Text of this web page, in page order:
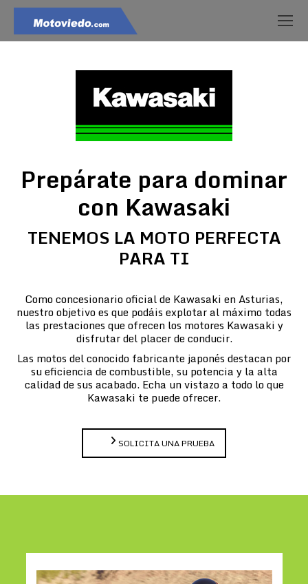
Prepárate para dominar
con Kawasaki
TENEMOS LA MOTO PERFECTA
PARA TI
Como concesionario oficial de Kawasaki en Asturias,
nuestro objetivo es que podáis explotar al máximo todas
las prestaciones que ofrecen los motores Kawasaki y
disfrutar del placer de conducir.
Las motos del conocido fabricante japonés destacan por
su eficiencia de combustible, su potencia y la alta
calidad de sus acabado. Echa un vistazo a todo lo que
Kawasaki te puede ofrecer.
SOLICITA UNA PRUEBA